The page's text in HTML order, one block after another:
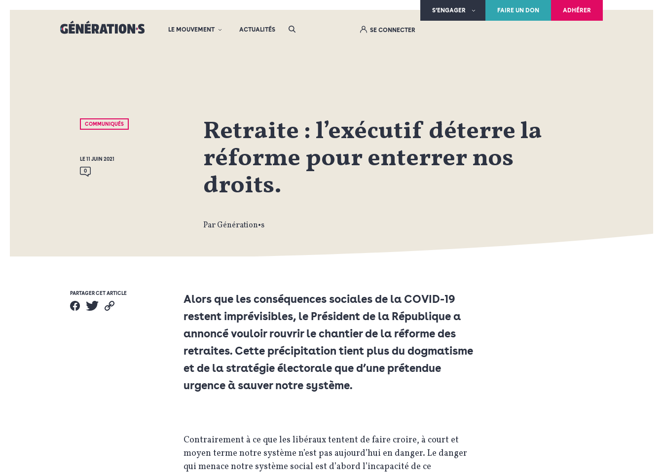
S’ENGAGER FAIRE UN DON ADHÉRER
LE MOUVEMENT ACTUALITÉS SE CONNECTER
COMMUNIQUÉS
LE 11 JUIN 2021
0
Retraite : l’exécutif déterre la
réforme pour enterrer nos
droits.
Par Génération•s
PARTAGER CET ARTICLE
Alors que les conséquences sociales de la COVID-19
restent imprévisibles, le Président de la République a
annoncé vouloir rouvrir le chantier de la réforme des
retraites. Cette précipitation tient plus du dogmatisme
et de la stratégie électorale que d’une prétendue
urgence à sauver notre système.
Contrairement à ce que les libéraux tentent de faire croire, à court et
moyen terme notre système n’est pas aujourd’hui en danger. Le danger
qui menace notre système social est d’abord l’incapacité de ce